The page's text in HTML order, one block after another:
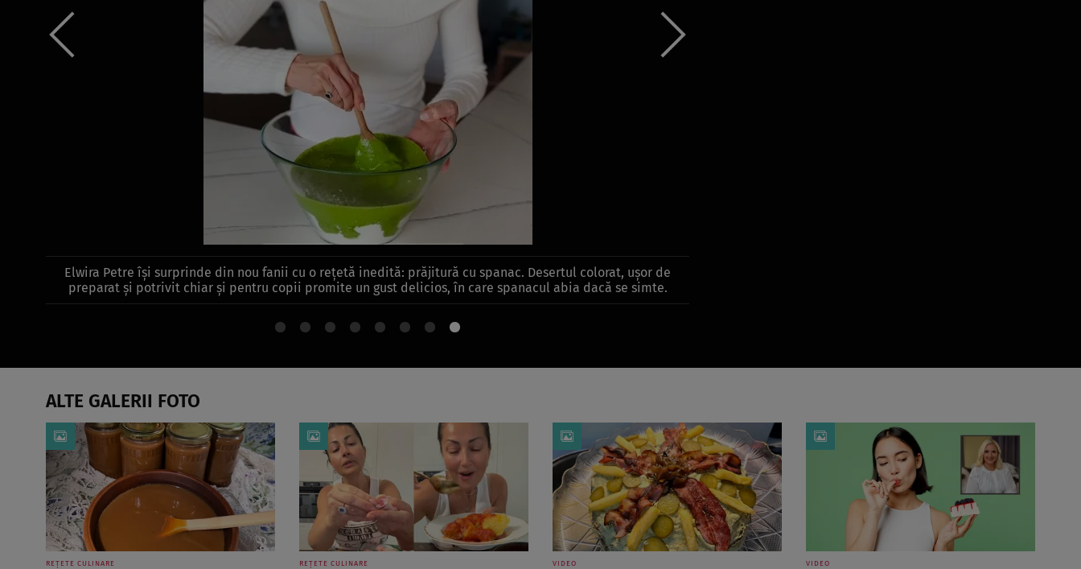
Elwira Petre își surprinde din nou fanii cu o rețetă inedită: prăjitură cu spanac. Desertul colorat, ușor de
preparat și potrivit chiar și pentru copii promite un gust delicios, în care spanacul abia dacă se simte.
ALTE GALERII FOTO
REȚETE CULINARE REȚETE CULINARE VIDEO VIDEO